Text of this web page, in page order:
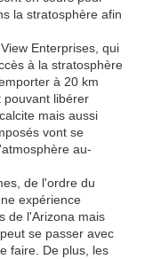
la stratosphère afin
Enterprises, qui
à la stratosphère
à 20 km
pouvant libérer
mais aussi
vont se
au-
de l'ordre du
expérience
de l'Arizona mais
se passer avec
faire. De plus, les